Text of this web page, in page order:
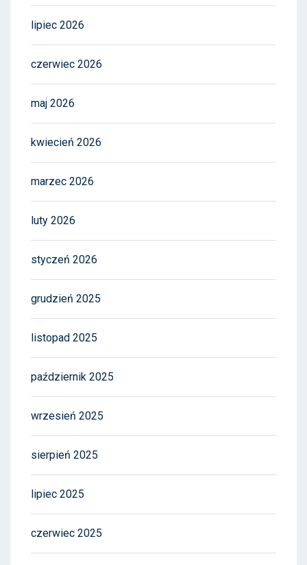
lipiec 2026
czerwiec 2026
maj 2026
kwiecień 2026
marzec 2026
luty 2026
styczeń 2026
grudzień 2025
listopad 2025
październik 2025
wrzesień 2025
sierpień 2025
lipiec 2025
czerwiec 2025